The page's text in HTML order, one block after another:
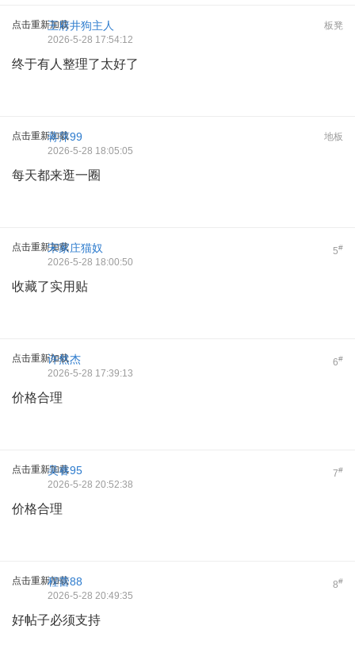
点击重新加载 板凳
王府井狗主人
2026-5-28 17:54:12
终于有人整理了太好了
点击重新加载 地板
蒋萍99
2026-5-28 18:05:05
每天都来逛一圈
点击重新加载 5#
宋家庄猫奴
2026-5-28 18:00:50
收藏了实用贴
点击重新加载 6#
许然杰
2026-5-28 17:39:13
价格合理
点击重新加载 7#
吴睿95
2026-5-28 20:52:38
价格合理
点击重新加载 8#
程蕾88
2026-5-28 20:49:35
好帖子必须支持